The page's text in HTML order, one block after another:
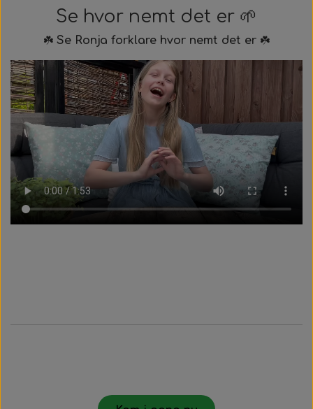
Se hvor nemt det er 🌱
☘️ Se Ronja forklare hvor nemt det er ☘️